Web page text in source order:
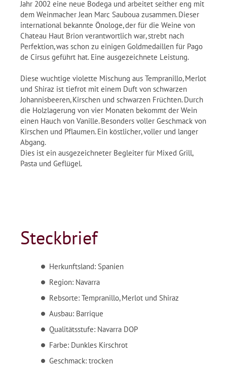
Jahr 2002 eine neue Bodega und arbeitet seither eng mit
dem Weinmacher Jean Marc Sauboua zusammen. Dieser
international bekannte Önologe, der für die Weine von
Chateau Haut Brion verantwortlich war, strebt nach
Perfektion, was schon zu einigen Goldmedaillen für Pago
de Cirsus geführt hat. Eine ausgezeichnete Leistung.
Diese wuchtige violette Mischung aus Tempranillo, Merlot
und Shiraz ist tiefrot mit einem Duft von schwarzen
Johannisbeeren, Kirschen und schwarzen Früchten. Durch
die Holzlagerung von vier Monaten bekommt der Wein
einen Hauch von Vanille. Besonders voller Geschmack von
Kirschen und Pflaumen. Ein köstlicher, voller und langer
Abgang.
Dies ist ein ausgezeichneter Begleiter für Mixed Grill,
Pasta und Geflügel.
Steckbrief
Herkunftsland: Spanien
Region: Navarra
Rebsorte: Tempranillo, Merlot und Shiraz
Ausbau: Barrique
Qualitätsstufe: Navarra DOP
Farbe: Dunkles Kirschrot
Geschmack: trocken